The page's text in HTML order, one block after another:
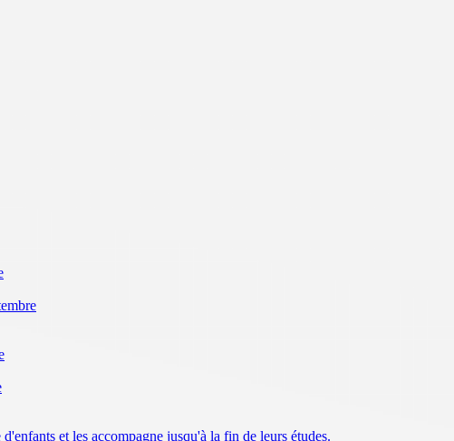
et les accompagne jusqu'à la fin de leurs études.